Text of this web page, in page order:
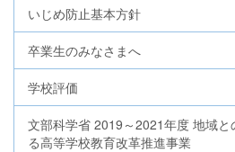
いじめ防止基本方針
卒業生のみなさまへ
学校評価
文部科学省 2019～2021年度 地域と
る高等学校教育改革推進事業